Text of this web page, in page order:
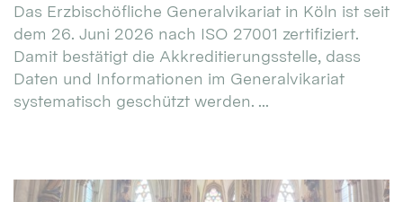
Das Erzbischöfliche Generalvikariat in Köln ist seit
dem 26. Juni 2026 nach ISO 27001 zertifiziert.
Damit bestätigt die Akkreditierungsstelle, dass
Daten und Informationen im Generalvikariat
systematisch geschützt werden. ...